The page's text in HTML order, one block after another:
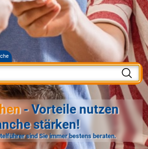
- Vorteile nutzen
stärken!
sind Sie immer bestens beraten.